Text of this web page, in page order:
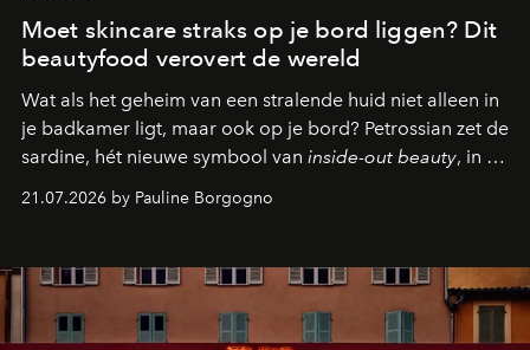
Moet skincare straks op je bord liggen? Dit
beautyfood verovert de wereld
Wat als het geheim van een stralende huid niet alleen in
je badkamer ligt, maar ook op je bord? Petrossian zet de
sardine, hét nieuwe symbool van inside-out beauty, in de
kijker met twee gastronomische creaties.
21.07.2026 by Pauline Borgogno